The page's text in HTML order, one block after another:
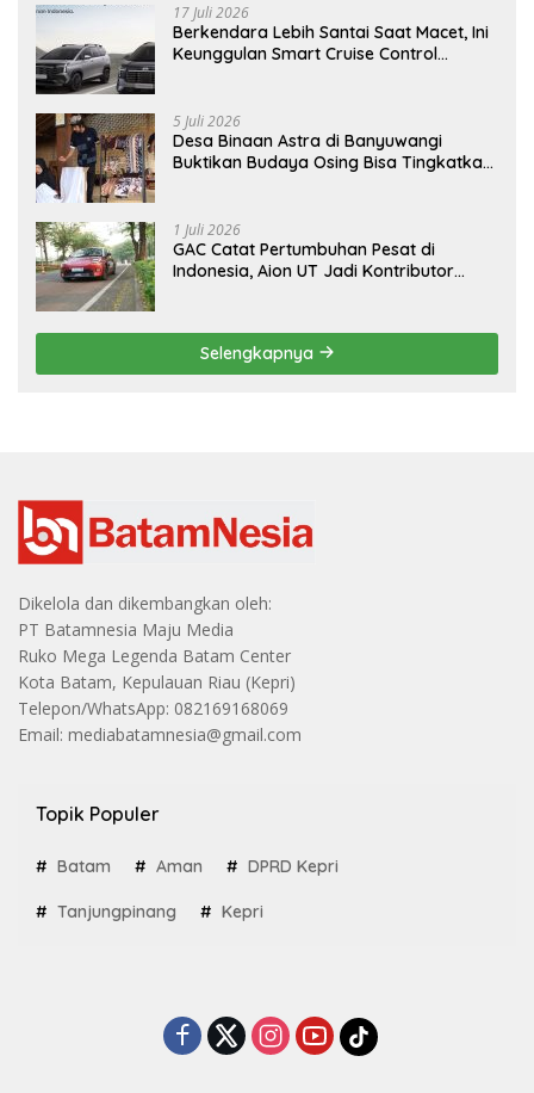
17 Juli 2026
Berkendara Lebih Santai Saat Macet, Ini
Keunggulan Smart Cruise Control
5 Juli 2026
Desa Binaan Astra di Banyuwangi
Buktikan Budaya Osing Bisa Tingkatkan
1 Juli 2026
GAC Catat Pertumbuhan Pesat di
Indonesia, Aion UT Jadi Kontributor
Selengkapnya
Dikelola dan dikembangkan oleh:
PT Batamnesia Maju Media
Ruko Mega Legenda Batam Center
Kota Batam, Kepulauan Riau (Kepri)
Telepon/WhatsApp: 082169168069
Email: mediabatamnesia@gmail.com
Topik Populer
Batam Aman DPRD Kepri
Tanjungpinang Kepri